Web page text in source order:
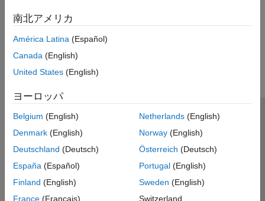
南北アメリカ
América Latina (Español)
Canada (English)
United States (English)
ヨーロッパ
Belgium (English)
Denmark (English)
Deutschland (Deutsch)
España (Español)
Finland (English)
France (Français)
Netherlands(English)
Norway(English)
Österreich (Deutsch)
Portugal(English)
Sweden (English)
Switzerland
トラストセンター
プライバシー ポリシー
違法コピー防止
アプリケーション ステータス
© 1994-2026 The MathWorks, Inc.